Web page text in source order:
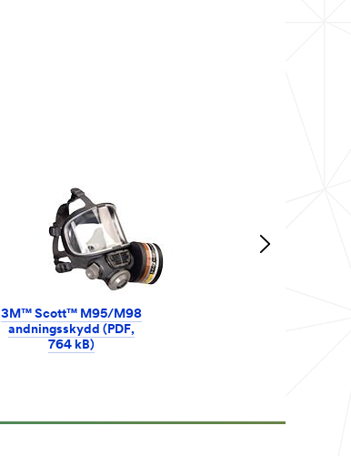
3M™ Scott™ M95/M98
andningsskydd (PDF,
764 kB)